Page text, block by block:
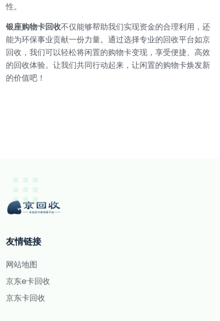
性。
银座购物卡回收不仅能够帮助我们实现资金的合理利用，还
能为环保事业贡献一份力量。通过选择专业的回收平台如京
回收，我们可以轻松将闲置的购物卡变现，享受便捷、高效
的回收体验。让我们共同行动起来，让闲置的购物卡焕发新
的价值吧！
友情链接
网站地图
京东e卡回收
京东卡回收